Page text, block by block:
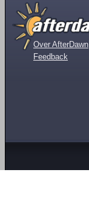
Over AfterDawn
Feedback